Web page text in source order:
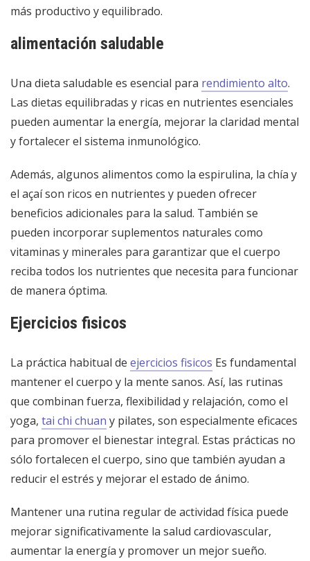
más productivo y equilibrado.
alimentación saludable
Una dieta saludable es esencial para rendimiento alto.
Las dietas equilibradas y ricas en nutrientes esenciales
pueden aumentar la energía, mejorar la claridad mental
y fortalecer el sistema inmunológico.
Además, algunos alimentos como la espirulina, la chía y
el açaí son ricos en nutrientes y pueden ofrecer
beneficios adicionales para la salud. También se
pueden incorporar suplementos naturales como
vitaminas y minerales para garantizar que el cuerpo
reciba todos los nutrientes que necesita para funcionar
de manera óptima.
Ejercicios fisicos
La práctica habitual de ejercicios fisicos Es fundamental
mantener el cuerpo y la mente sanos. Así, las rutinas
que combinan fuerza, flexibilidad y relajación, como el
yoga, tai chi chuan y pilates, son especialmente eficaces
para promover el bienestar integral. Estas prácticas no
sólo fortalecen el cuerpo, sino que también ayudan a
reducir el estrés y mejorar el estado de ánimo.
Mantener una rutina regular de actividad física puede
mejorar significativamente la salud cardiovascular,
aumentar la energía y promover un mejor sueño.